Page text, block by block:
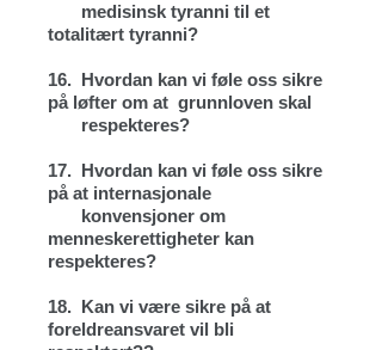
medisinsk tyranni til et
totalitært tyranni?
16. Hvordan kan vi føle oss sikre
på løfter om at grunnloven skal
respekteres?
17. Hvordan kan vi føle oss sikre
på at internasjonale
konvensjoner om
menneskerettigheter kan
respekteres?
18. Kan vi være sikre på at
foreldreansvaret vil bli